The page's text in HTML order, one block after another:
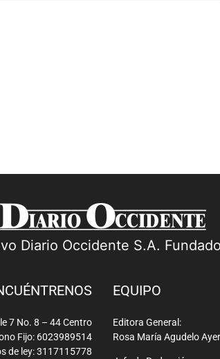
Diario Occidente S.A.
7 No. 8 – 44 Centro
Fijo: 6023989514
de ley: 3117115778
EQUIPO
Editora General:
Rosa María Agudelo